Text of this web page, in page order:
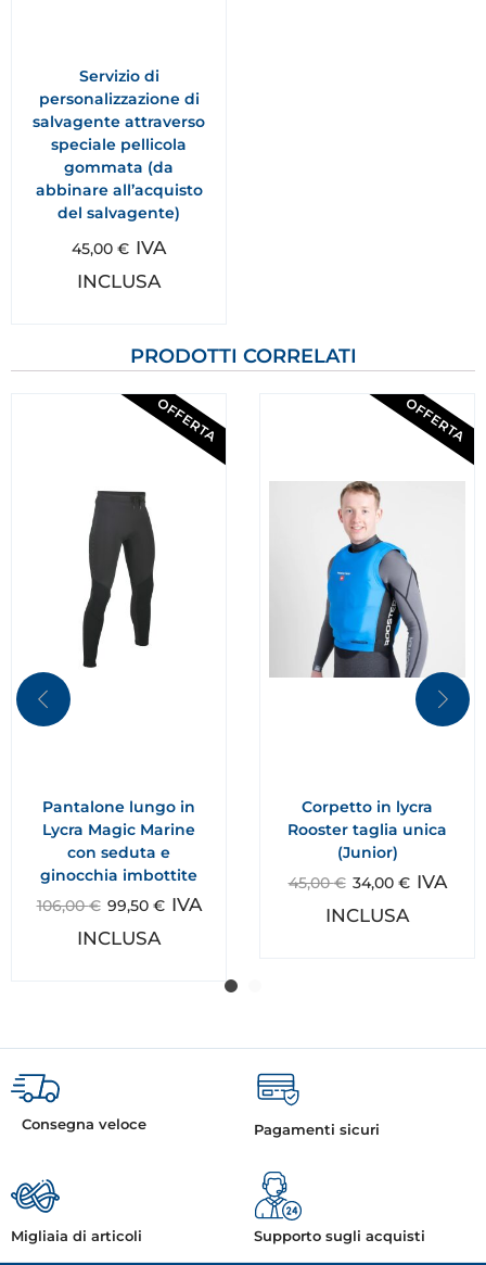
Servizio di
personalizzazione di
salvagente attraverso
speciale pellicola
gommata (da
abbinare all’acquisto
del salvagente)
45,00 € IVA
INCLUSA
PRODOTTI CORRELATI
OFFERTA
Pantalone lungo in
Lycra Magic Marine
con seduta e
ginocchia imbottite
106,00€ 99,50 € IVA
INCLUSA
OFFERTA
Corpetto in lycra
Rooster taglia unica
(Junior)
45,00€ 34,00 € IVA
INCLUSA
Consegna veloce Pagamenti sicuri
Migliaia di articoli Supporto sugli acquisti